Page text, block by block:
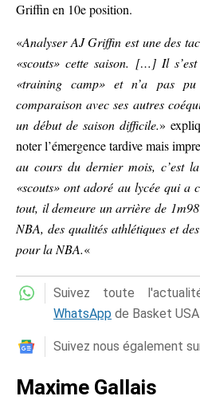
Griffin en 10e position.
«Analyser AJ Griffin est une des
«scouts» cette saison. […] Il
«training camp» et n’a pas pu
comparaison avec ses autres
un début de saison difficile.»
noter l’émergence tardive mais
au cours du dernier mois, c’est
«scouts» ont adoré au lycée qui a
tout, il demeure un arrière de
NBA, des qualités athlétiques et
pour la NBA.«
Suivez toute
WhatsApp de Basket USA
Suivez nous également
Maxime Gallais